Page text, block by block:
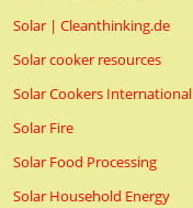
Solar | Cleanthinking.de
Solar cooker resources
Solar Cookers International
Solar Fire
Solar Food Processing
Solar Household Energy